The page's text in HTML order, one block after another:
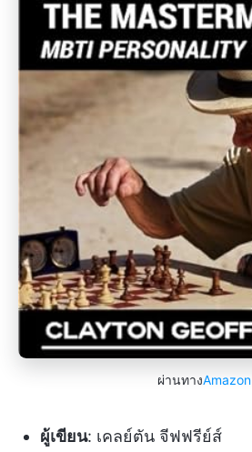
ผ่านทางAmazon
ผู้เขียน: เคลย์ตัน จีฟฟรีย์ส์